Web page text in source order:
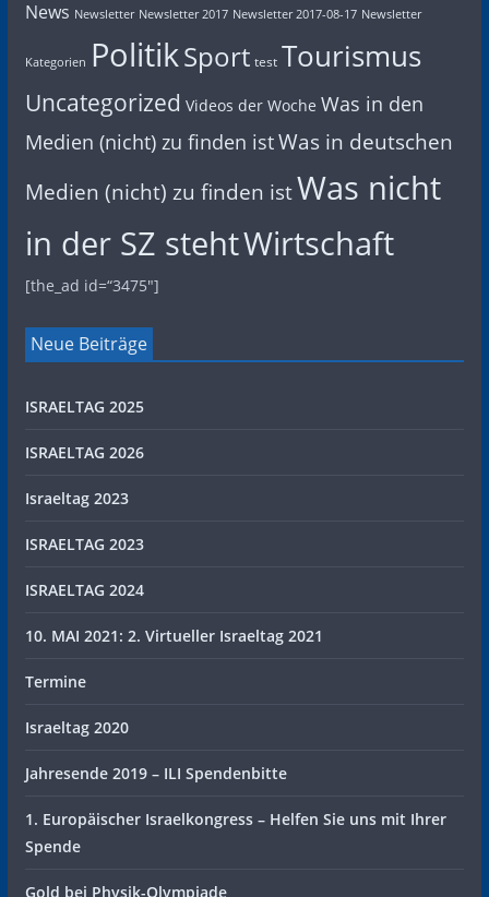
News Newsletter Newsletter 2017 Newsletter 2017-08-17 Newsletter
Kategorien PolitikSport test Tourismus
Uncategorized Videos der Woche Was in den
Medien (nicht) zu finden istWas in deutschen
Medien (nicht) zu finden istWas nicht
in der SZ stehtWirtschaft
[the_ad id=“3475″]
Neue Beiträge
ISRAELTAG 2025
ISRAELTAG 2026
Israeltag 2023
ISRAELTAG 2023
ISRAELTAG 2024
10. MAI 2021: 2. Virtueller Israeltag 2021
Termine
Israeltag 2020
Jahresende 2019 – ILI Spendenbitte
1. Europäischer Israelkongress – Helfen Sie uns mit Ihrer
Spende
Gold bei Physik-Olympiade